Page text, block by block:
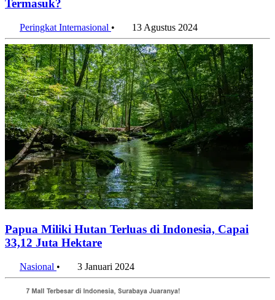
Termasuk?
Peringkat Internasional • 13 Agustus 2024
Papua Miliki Hutan Terluas di Indonesia, Capai
33,12 Juta Hektare
Nasional • 3 Januari 2024